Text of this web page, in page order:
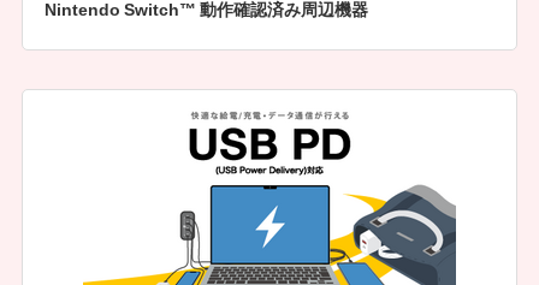
Nintendo Switch™ 動作確認済み周辺機器